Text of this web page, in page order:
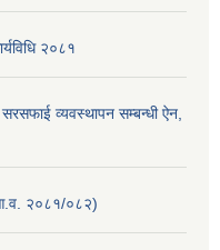
२०८१
व्यवस्थापन सम्बन्धी ऐन,
२०८१/०८२)